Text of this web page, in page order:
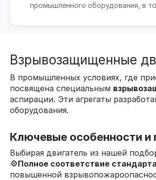
промышленного оборудования, в
Взрывозащищенные
В промышленных условиях, где
посвящена специальным
аспирации. Эти агрегаты
оборудования.
Ключевые особенности и
Выбирая двигатель из нашей
💠Полное соответствие
повышенной